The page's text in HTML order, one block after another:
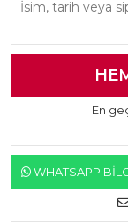
En
WHATSAPP